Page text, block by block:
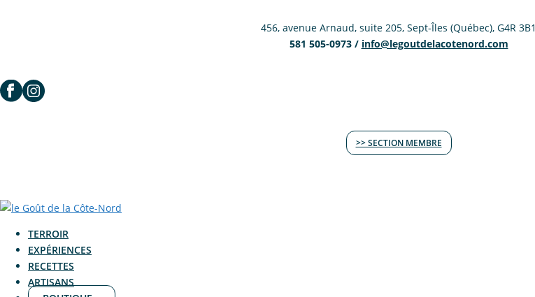
456, avenue Arnaud, suite 205, Sept-Îles (Québec), G4R 3B1
581 505-0973 / info@legoutdelacotenord.com
>> SECTION MEMBRE
TERROIR
EXPÉRIENCES
RECETTES
ARTISANS